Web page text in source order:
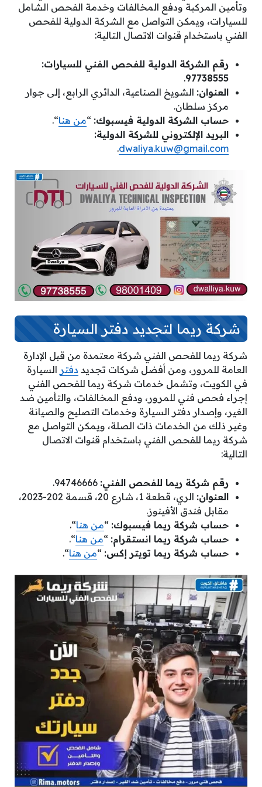
وتأمين المركبة ودفع المخالفات وخدمة الفحص الشامل
للسيارات، ويمكن التواصل مع الشركة الدولية للفحص
الفني باستخدام قنوات الاتصال التالية:
رقم الشركة الدولية للفحص الفني للسيارات:
97738555
.
العنوان: الشويخ الصناعية، الدائري الرابع، إلى جوار
مركز سلطان.
حساب الشركة الدولية فيسبوك: “من هنا“.
البريد الإلكتروني للشركة الدولية:
dwaliya.kuw@gmail.com
.
شركة ريما لتجديد دفتر السيارة
شركة ريما للفحص الفني شركة معتمدة من قبل الإدارة
العامة للمرور، ومن أفضل شركات تجديد دفتر السيارة
في الكويت، وتشمل خدمات شركة ريما للفحص الفني
إجراء فحص فني للمرور، ودفع المخالفات، والتأمين ضد
الغير، وإصدار دفتر السيارة وخدمات التصليح والصيانة
وغير ذلك من الخدمات ذات الصلة، ويمكن التواصل مع
شركة ريما للفحص الفني باستخدام قنوات الاتصال
التالية:
رقم شركة ريما للفحص الفني:
العنوان:
الري، قطعة 1، شارع 20، قسمة 202-2023،
مقابل فندق الأفينوز.
حساب شركة ريما فيسبوك: “من هنا“.
حساب شركة ريما انستقرام: “من هنا“.
حساب شركة ريما تويتر إكس: “من هنا“.